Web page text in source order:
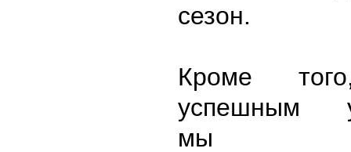
сезон.
Кроме
успешным
мы